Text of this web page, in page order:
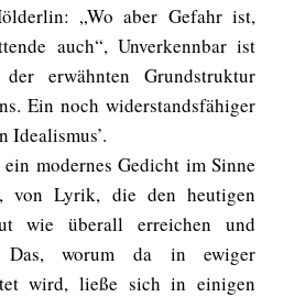
„Wo aber Gefahr ist,
auch“, Unverkennbar ist
erwähnten Grundstruktur
Ein noch widerstandsfähiger
Idealismus’.
modernes Gedicht im Sinne
von Lyrik, die den heutigen
wie überall erreichen und
Das, worum da in ewiger
wird, ließe sich in einigen